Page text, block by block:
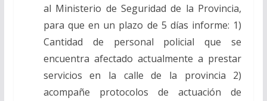
al Ministerio de Seguridad de la Provincia,
para que en un plazo de 5 días informe: 1)
Cantidad de personal policial que se
encuentra afectado actualmente a prestar
servicios en la calle de la provincia 2)
acompañe protocolos de actuación de